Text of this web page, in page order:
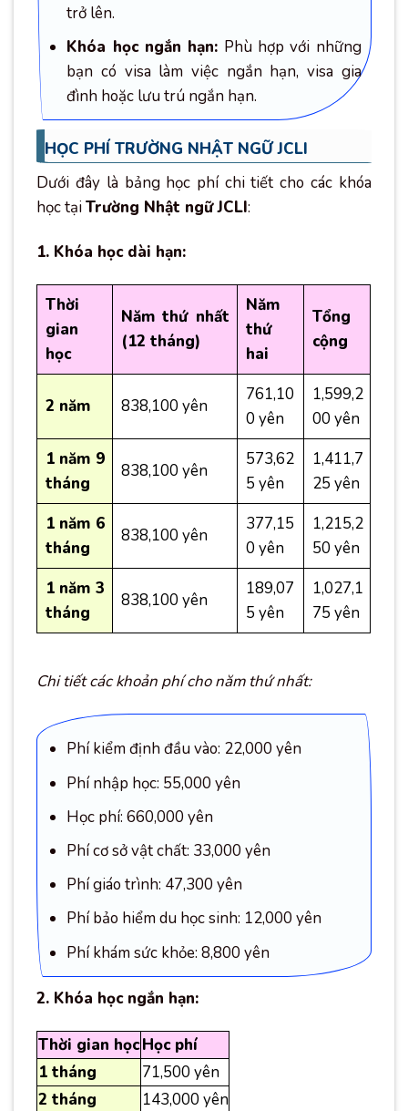
trở lên.
Khóa học ngắn hạn: Phù hợp với những
bạn có visa làm việc ngắn hạn, visa gia
đình hoặc lưu trú ngắn hạn.
HỌC PHÍ TRƯỜNG NHẬT NGỮ JCLI
Dưới đây là bảng học phí chi tiết cho các khóa
học tạiTrường Nhật ngữ JCLI:
1. Khóa học dài hạn:
Thời
gian
học
Năm thứ nhất
(12 tháng)
Năm
thứ
hai
Tổng
cộng
2 năm 838,100 yên
761,10
0 yên
1,599,2
00 yên
1 năm 9
tháng
838,100 yên
573,62
5 yên
1,411,7
25 yên
1 năm 6
tháng
838,100 yên
377,15
0 yên
1,215,2
50 yên
1 năm 3
tháng
838,100 yên
189,07
5 yên
1,027,1
75 yên
Chi tiết các khoản phí cho năm thứ nhất:
Phí kiểm định đầu vào: 22,000 yên
Phí nhập học: 55,000 yên
Học phí: 660,000 yên
Phí cơ sở vật chất: 33,000 yên
Phí giáo trình: 47,300 yên
Phí bảo hiểm du học sinh: 12,000 yên
Phí khám sức khỏe: 8,800 yên
2. Khóa học ngắn hạn:
Thời gian họcHọc phí
1 tháng
71,500 yên
2 tháng
143,000 yên